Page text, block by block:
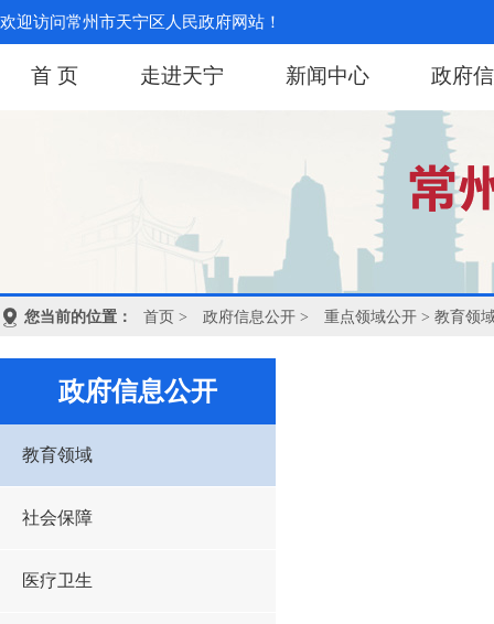
欢迎访问常州市天宁区人民政府网站！
首 页 走进天宁 新闻中心 政府
您当前的位置： 首页 > 政府信息公开 > 重点领域公开 > 教育领
政府信息公开
教育领域
社会保障
医疗卫生